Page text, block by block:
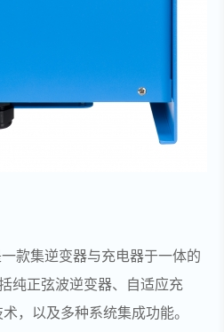
款集逆变器与充电器于一体的
纯正弦波逆变器、自适应充
，以及多种系统集成功能。